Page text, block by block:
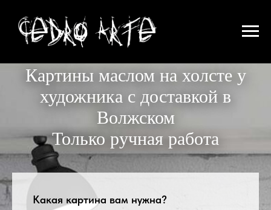
Картины маслом на холсте у
художника с доставкой в
Волжском
Только ручная работа
Какая картина вам нужна?